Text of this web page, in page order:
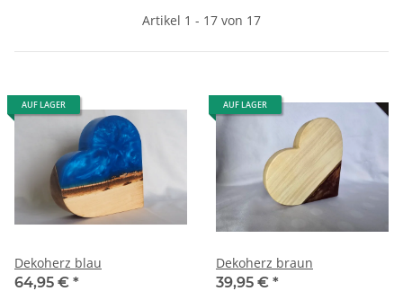
Artikel 1 - 17 von 17
AUF LAGER
Dekoherz blau
64,95 € *
AUF LAGER
Dekoherz braun
39,95 € *